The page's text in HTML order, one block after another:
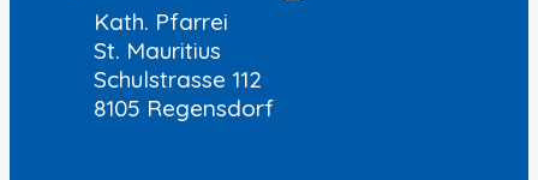
Kath. Pfarrei
St. Mauritius
Schulstrasse 112
8105 Regensdorf